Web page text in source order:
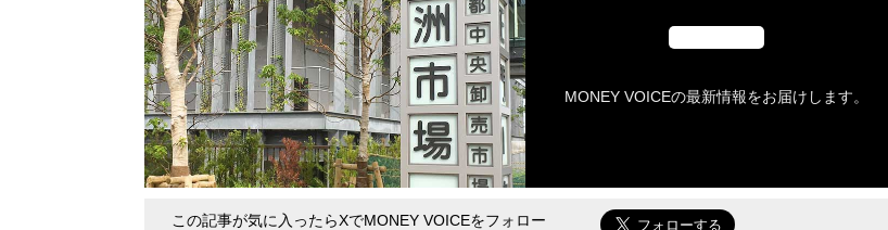
MONEY VOICEの最新情報をお届けします。
この記事が気に入ったらXでMONEY VOICEをフォロー